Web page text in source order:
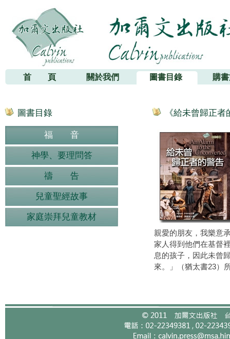
加爾文出版社
首 頁 關於我們 圖書目錄 購
圖書目錄
福 音
神學、要理問答
禱 告
兒童聖經故事
家庭崇拜兒童教材
《給未曾歸正
親愛的朋友，我樂意
家人得到他們在基督
息的孩子，因此未曾
來。」（猶太書23）